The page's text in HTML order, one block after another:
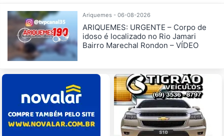
Ariquemes - 06-08-2026
ARIQUEMES: URGENTE – Corpo de
idoso é localizado no Rio Jamari
Bairro Marechal Rondon – VÍDEO